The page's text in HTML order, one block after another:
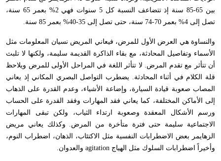
بين 65-85 سنة إذ تتضاعف النسبة كل 5 سنوات فهي 2% بعمر 65 سنة،
تصل إلى 4% بعمر 70-74 سنة، حتى تصل إلى 35-40% بعمر 85 سنة
.
والنساوة هي العرض الأول للمرض، فيعاني المريض نسيان المعلومات مثل
الأسماء وتفاصيل المحادثة، مع بقاء الذاكرة القديمة سليمة، ولكنها لا تلبث
أن تتأثر مع تقدم المرض. لا تتأثر اللغة في المراحل الأولى للمرض ويلاحظ
قلة الكلام في أثناء المحادثة. يضطرب التواصل البصري المكاني إذ يعاني
المصاب صعوبة قيادة السيارة، وإضاعة الأشياء، وعدم القدرة على الذهاب
إلى الأماكن المختلفة، كما يعاني فقد المهارات وفقد القدرة على الحساب
ورسم الأشكال المعقدة وصعوبة ارتداء الثياب، ولكن تبقى المهارات
الاجتماعية سليمة حتى فترة متأخرة من المرض. وكذلك يعاني مريض
الزهايمر بعض الاضطرابات النفسية مثل الاكتئاب، الذهان، اضطراب النوم،
وأخيراً اضطرابات السلوك مثل الهياج agitation والعدوان.